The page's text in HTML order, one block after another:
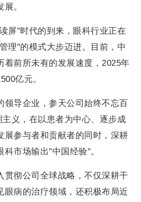
。
屏"时代的到来，眼科行业正在
理"的模式大步迈进。目前，中
着前所未有的发展速度，2025年
亿元。
领导企业，参天公司始终不忘百
义，在以患者为中心、逐步成
展参与者和贡献者的同时，深耕
市场输出"中国经验"。
贯彻公司全球战略，不仅深耕干
眼病的治疗领域，还积极布局近